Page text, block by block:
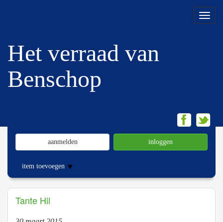
Menu
Het verraad van
Benschop
aanmelden inloggen
item toevoegen
Tante Hil